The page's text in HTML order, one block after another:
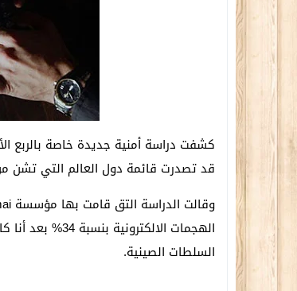
قد تصدرت قائمة دول العالم التي تشن
السلطات الصينية.